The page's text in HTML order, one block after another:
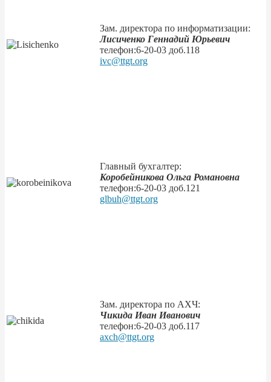
Зам. директора по информатизации:
Лисиченко Геннадий Юрьевич
телефон:6-20-03 доб.118
ivc@ttgt.org
Главный бухгалтер:
Коробейникова Ольга Романовна
телефон:6-20-03 доб.121
glbuh@ttgt.org
Зам. директора по АХЧ:
Чикида Иван Иванович
телефон:6-20-03 доб.117
axch@ttgt.org